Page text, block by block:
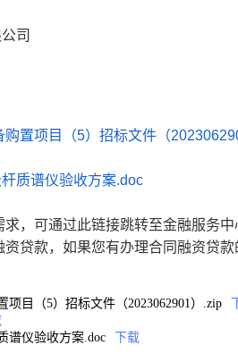
司
购置项目（5）招标文件（
质谱仪验收方案.doc
，可通过此链接跳转至金融服务中
资贷款，如果您有办理合同融资贷
项目（5）招标文件（2023062901）.zip
谱仪验收方案.doc
下载